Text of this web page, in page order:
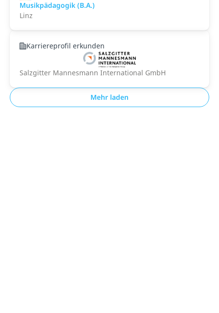
Musikpädagogik (B.A.)
Linz
Karriereprofil erkunden
Salzgitter Mannesmann International GmbH
Mehr laden